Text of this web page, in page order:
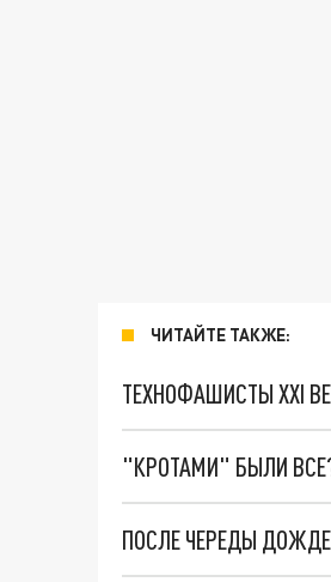
ЧИТАЙТЕ ТАКЖЕ:
ТЕХНОФАШИСТЫ XXI
"КРОТАМИ" БЫЛИ
ПОСЛЕ ЧЕРЕДЫ